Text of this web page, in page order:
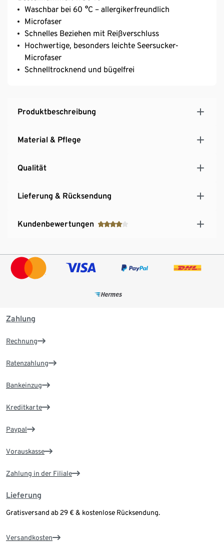
Waschbar bei 60 °C – allergikerfreundlich
Microfaser
Schnelles Beziehen mit Reißverschluss
Hochwertige, besonders leichte Seersucker-
Microfaser
Schnelltrocknend und bügelfrei
Produktbeschreibung
Material & Pflege
Qualität
Lieferung & Rücksendung
Kundenbewertungen
Zahlung
Rechnung
Ratenzahlung
Bankeinzug
Kreditkarte
Paypal
Vorauskasse
Zahlung in der Filiale
Lieferung
Gratisversand ab 29 € & kostenlose Rücksendung.
Versandkosten